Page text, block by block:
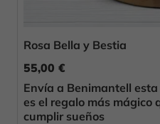
Rosa Bella y Bestia
55,00 €
Envía a Benimantell
es el regalo más mágico
cumplir sueños